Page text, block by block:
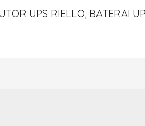
UPS RIELLO, BATERAI